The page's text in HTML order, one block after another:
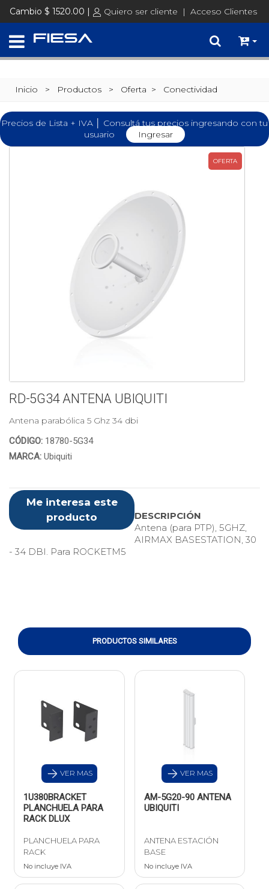
Cambio $ 1520.00 | Quiero ser cliente | Acceso Clientes
Inicio > Productos > Oferta > Conectividad
Precios de Lista + IVA │ Consultá tus precios ingresando con tu
usuario
Ingresar
OFERTA
RD-5G34 ANTENA UBIQUITI
Antena parabólica 5 Ghz 34 dbi
CÓDIGO: 18780-5G34
MARCA: Ubiquiti
Me interesa este
producto
DESCRIPCIÓN
Antena (para PTP), 5GHZ,
AIRMAX BASESTATION, 30
- 34 DBI. Para ROCKETM5
PRODUCTOS SIMILARES
VER MAS
1U380BRACKET
PLANCHUELA PARA
RACK DLUX
PLANCHUELA PARA
RACK
No incluye IVA
VER MAS
AM-5G20-90 ANTENA
UBIQUITI
ANTENA ESTACIÓN
BASE
No incluye IVA